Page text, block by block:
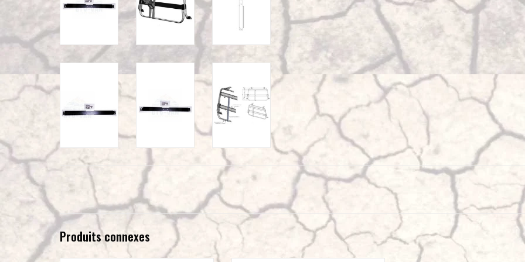
Produits connexes